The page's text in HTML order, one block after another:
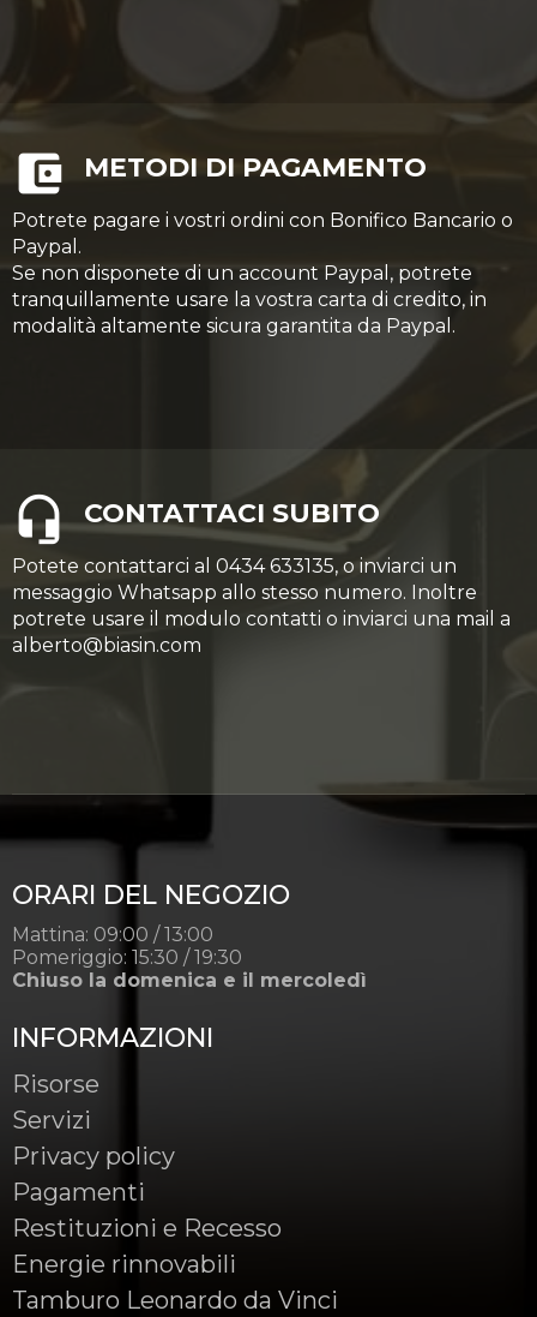
METODI DI PAGAMENTO
Potrete pagare i vostri ordini con Bonifico Bancario o
Paypal.
Se non disponete di un account Paypal, potrete
tranquillamente usare la vostra carta di credito, in
modalità altamente sicura garantita da Paypal.
CONTATTACI SUBITO
Potete contattarci al 0434 633135, o inviarci un
messaggio Whatsapp allo stesso numero. Inoltre
potrete usare il modulo contatti o inviarci una mail a
alberto@biasin.com
ORARI DEL NEGOZIO
Mattina: 09:00 / 13:00
Pomeriggio: 15:30 / 19:30
Chiuso la domenica e il mercoledì
INFORMAZIONI
Risorse
Servizi
Privacy policy
Pagamenti
Restituzioni e Recesso
Energie rinnovabili
Tamburo Leonardo da Vinci